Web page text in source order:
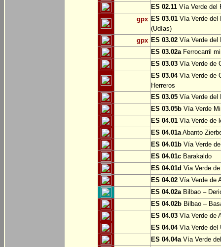
ES 02.11 Vía Verde del
gpx ES 03.01 Vía Verde del
(Udías)
gpx ES 03.02 Vía Verde del
ES 03.02aFerrocarril
ES 03.03 Vía Verde de
ES 03.04Vía Verde de
Herreros
ES 03.05 Vía Verde del
ES 03.05b Vía Verde
ES 04.01 Vía Verde de
ES 04.01aAbanto
ES 04.01b Vía Verde
ES 04.01c Barakaldo
ES 04.01d Via Verde
ES 04.02 Vía Verde de
ES 04.02aBilbao –
ES 04.02b Bilbao –
ES 04.03 Vía Verde de
ES 04.04Vía Verde del
ES 04.04aVía Verde